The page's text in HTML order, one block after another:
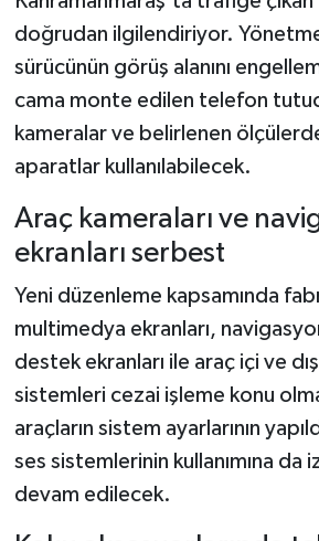
doğrudan ilgilendiriyor.
sürücünün görüş alanını
cama monte edilen telefon
kameralar ve belirlenen
aparatlar kullanılabilecek.
Araç kameraları ve
ekranları serbest
Yeni düzenleme kapsamında
multimedya ekranları,
destek ekranları ile araç içi ve
sistemleri cezai işleme konu
araçların sistem ayarlarının
ses sistemlerinin kullanımına da
devam edilecek.